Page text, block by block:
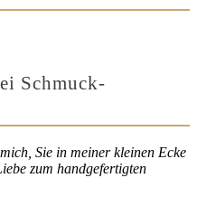
Schmuck-
Sie in meiner kleinen Ecke
zum handgefertigten